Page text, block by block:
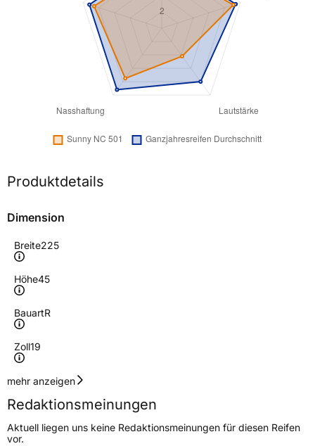
Produktdetails
Dimension
Breite225
Höhe45
BauartR
Zoll19
Geschwindigkeitsindex
Lastindex 96
mehr anzeigen
Redaktionsmeinungen
Aktuell liegen uns keine Redaktionsmeinungen für diesen Reifen
vor.